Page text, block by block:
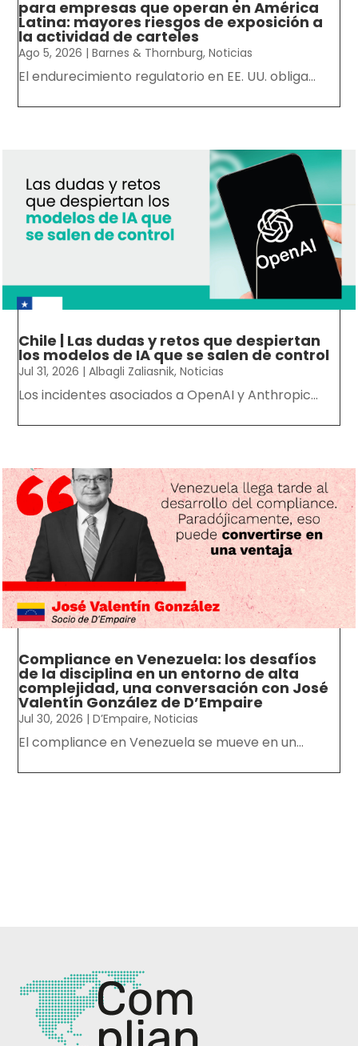
para empresas que operan en América
Latina: mayores riesgos de exposición a
la actividad de carteles
Ago 5, 2026 |Barnes & Thornburg,Noticias
El endurecimiento regulatorio en EE. UU. obliga...
Chile | Las dudas y retos que despiertan
los modelos de IA que se salen de control
Jul 31, 2026 |Albagli Zaliasnik,Noticias
Los incidentes asociados a OpenAI y Anthropic...
Compliance en Venezuela: los desafíos
de la disciplina en un entorno de alta
complejidad, una conversación con José
Valentín González de D’Empaire
Jul 30, 2026 |D’Empaire,Noticias
El compliance en Venezuela se mueve en un...